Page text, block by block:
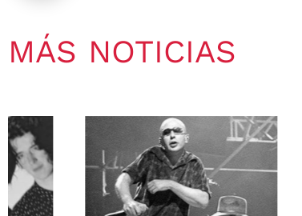
MÁS NOTICIAS